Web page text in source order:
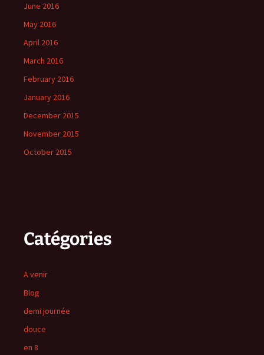
June 2016
May 2016
April 2016
March 2016
February 2016
January 2016
December 2015
November 2015
October 2015
Catégories
A venir
Blog
demi journée
douce
en 8